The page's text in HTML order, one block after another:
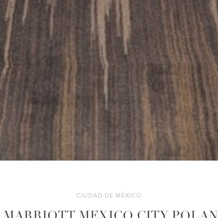
CIUDAD DE MÉXICO